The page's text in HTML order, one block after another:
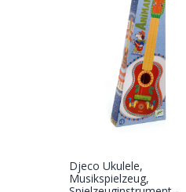
In den
Djeco Ukulele,
Musikspielzeug,